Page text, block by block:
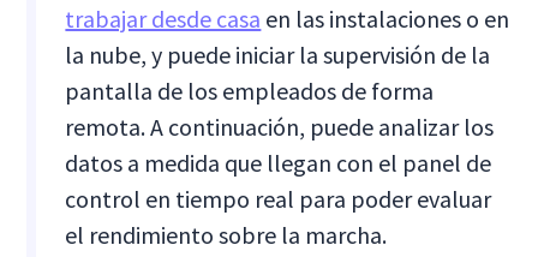
trabajar desde casa en las instalaciones o en
la nube, y puede iniciar la supervisión de la
pantalla de los empleados de forma
remota. A continuación, puede analizar los
datos a medida que llegan con el panel de
control en tiempo real para poder evaluar
el rendimiento sobre la marcha.